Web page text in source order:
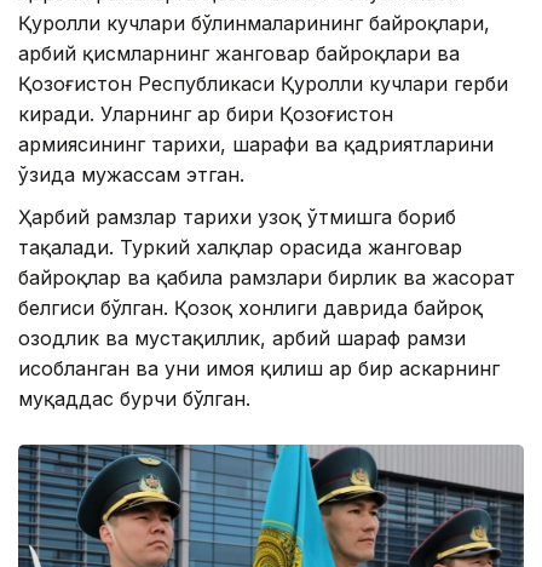
Қуролли кучлари бўлинмаларининг байроқлари,
ҳарбий қисмларнинг жанговар байроқлари ва
Қозоғистон Республикаси Қуролли кучлари герби
киради. Уларнинг ҳар бири Қозоғистон
армиясининг тарихи, шарафи ва қадриятларини
ўзида мужассам этган.
Ҳарбий рамзлар тарихи узоқ ўтмишга бориб
тақалади. Туркий халқлар орасида жанговар
байроқлар ва қабила рамзлари бирлик ва жасорат
белгиси бўлган. Қозоқ хонлиги даврида байроқ
озодлик ва мустақиллик, ҳарбий шараф рамзи
ҳисобланган ва уни ҳимоя қилиш ҳар бир аскарнинг
муқаддас бурчи бўлган.